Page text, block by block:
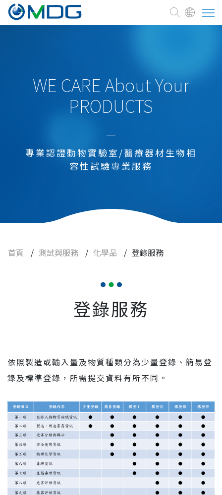
細胞治療、藥品
新化學品
農業、環境用藥
實驗動物與設備
聯絡我們
WE CARE About Your
PRODUCTS
專業認證動物實驗室/醫療器材生物相
容性試驗專業服務
首頁 / 測試與服務 / 化學品 / 登錄服務
登錄服務
依照製造或輸入量及物質種類分為少量登錄、簡易登
錄及標準登錄，所需提交資料有所不同。